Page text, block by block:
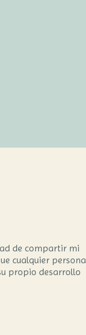
de compartir mi
cualquier persona
propio desarrollo